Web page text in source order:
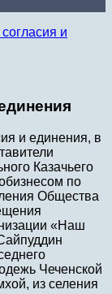
и
и единения, в
Казачьего
по
Общества
«Наш
Чеченской
из селения